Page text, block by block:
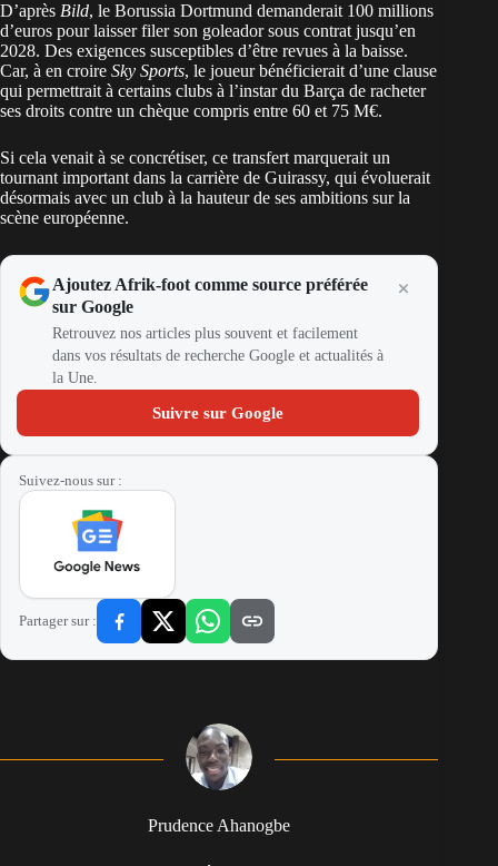
D’après Bild, le Borussia Dortmund demanderait 100 millions
d’euros pour laisser filer son goleador sous contrat jusqu’en
2028. Des exigences susceptibles d’être revues à la baisse.
Car, à en croire Sky Sports, le joueur bénéficierait d’une clause
qui permettrait à certains clubs à l’instar du Barça de racheter
ses droits contre un chèque compris entre 60 et 75 M€.
Si cela venait à se concrétiser, ce transfert marquerait un
tournant important dans la carrière de Guirassy, qui évoluerait
désormais avec un club à la hauteur de ses ambitions sur la
scène européenne.
Ajoutez Afrik-foot comme source préférée
sur Google
Retrouvez nos articles plus souvent et facilement
dans vos résultats de recherche Google et actualités à
la Une.
Suivre sur Google
Suivez-nous sur :
Partager sur :
Prudence Ahanogbe